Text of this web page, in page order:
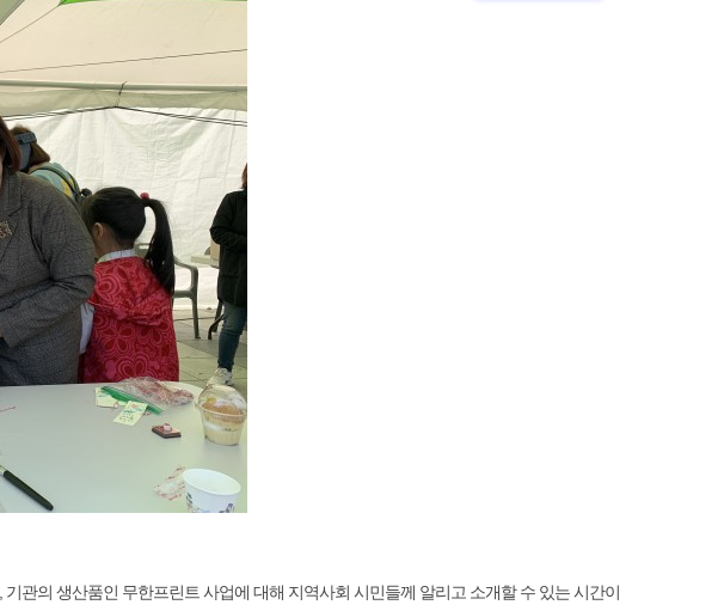
관의 생산품인 무한프린트 사업에 대해 지역사회 시민들께 알리고 소개할 수 있는 시간이